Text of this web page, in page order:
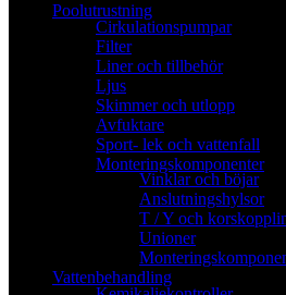
Poolutrustning
Cirkulationspumpar
Filter
Liner och tillbehör
Ljus
Skimmer och utlopp
Avfuktare
Sport- lek och vattenfall
Monteringskomponenter
Vinklar och böjar
Anslutningshylsor
T / Y och
Unioner
Vattenbehandling